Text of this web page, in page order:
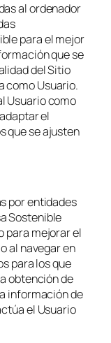
al ordenador
para el mejor
que se
del Sitio
como Usuario.
Usuario como
el
que se ajusten
por entidades
Sostenible
para mejorar el
al navegar en
para los que
obtención de
información de
el Usuario